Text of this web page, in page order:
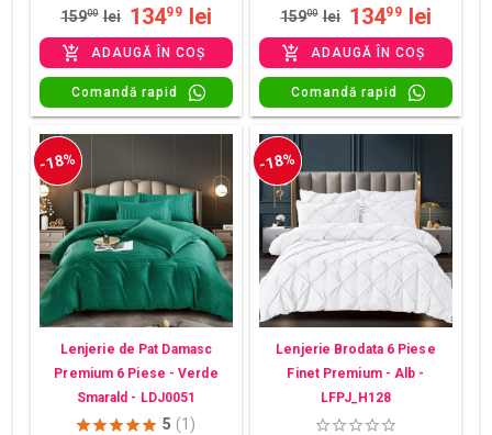
15900 lei 13499 lei
ADAUGĂ ÎN COȘ
Comandă rapid
15900 lei 13499 lei
ADAUGĂ ÎN COȘ
Comandă rapid
-18%
Lenjerie de Pat Damasc
Premium 6 Piese - Verde
Smarald - LDJ0051
5 (1)
-18%
Lenjerie Brodata 6 Piese
Finet Premium - Alb -
LFPJ_H128